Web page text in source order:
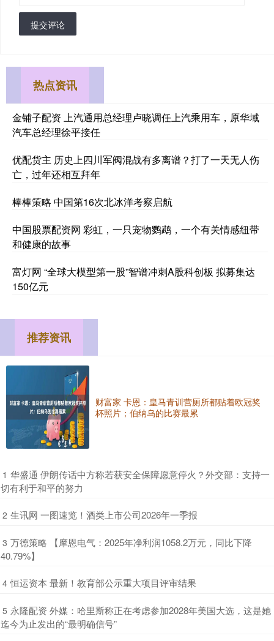
提交评论
热点资讯
金铺子配资 上汽通用总经理卢晓调任上汽乘用车，原华域
汽车总经理徐平接任
优配货主 历史上四川军阀混战有多离谱？打了一天无人伤
亡，过年还相互拜年
棒棒策略 中国第16次北冰洋考察启航
中国股票配资网 彩虹，一只宠物鹦鹉，一个有关情感纽带
和健康的故事
富灯网 “全球大模型第一股”智谱冲刺A股科创板 拟募集达
150亿元
推荐资讯
财富家 卡恩：皇马青训营厕所都贴着欧冠奖
杯照片；伯纳乌的比赛最累
1 ​华盛通 伊朗传话中方称若获安全保障愿意停火？外交部：支持一
切有利于和平的努力
2 ​生讯网 一图速览！酒类上市公司2026年一季报
3 ​万德策略 【摩恩电气：2025年净利润1058.2万元，同比下降
40.79%】
4 ​恒运资本 最新！教育部公示重大项目评审结果
5 ​永隆配资 外媒：哈里斯称正在考虑参加2028年美国大选，这是她
迄今为止发出的“最明确信号”